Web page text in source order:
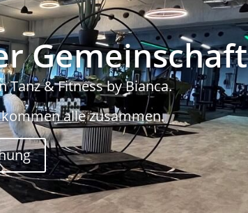
Gemeinschaft
& Fitness by Bianca.
alle zusammen.